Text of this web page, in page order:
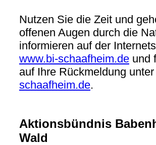
Nutzen Sie die Zeit und
offenen Augen durch die
informieren auf der
www.bi-schaafheim.deund
auf Ihre Rückmeldung unter
schaafheim.de.
Aktionsbündnis
Wald